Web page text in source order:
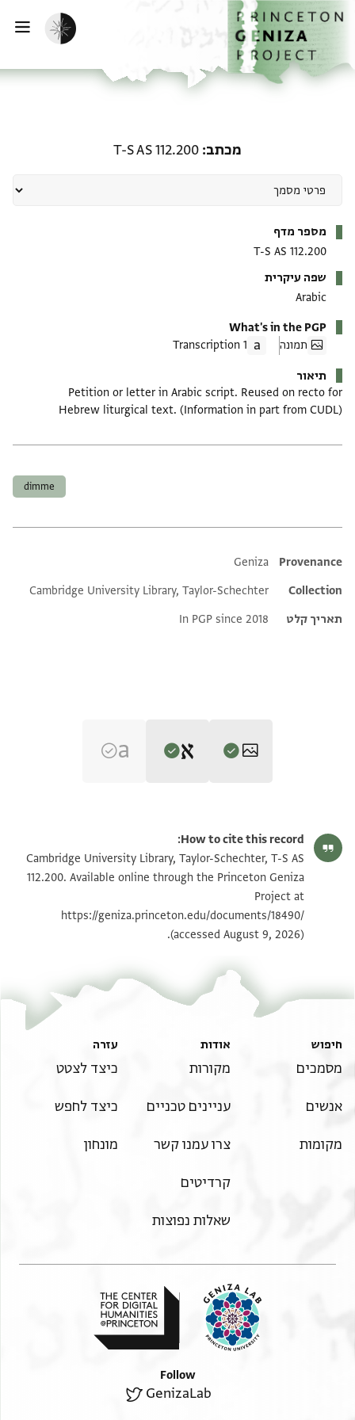
לתוכןהבית
הפעלת מצב כהה
מכתב T-S AS 112.200
מספר מדף
T-S AS 112.200
שפה עיקרית
Arabic
What's in the PGP
תמונה
1 Transcription
תיאור
Petition or letter in Arabic script. Reused on recto for
Hebrew liturgical text. (Information in part from CUDL)
dimme
Additional metadata
Provenance
Geniza
Collection
Cambridge University Library, Taylor-Schechter
תאריך קלט
In PGP since 2018
Yusuf Umrethwala's digital edition (2023).
[]
ا]لذي بيده منحـ[
الوكالة ليدل و[
ومملوكها [
يتصـ[
ولا يجدد[
T-S AS 112.200 1r
תנאי היתר שימוש בתצלום
How to cite this record:
Cambridge University Library, Taylor-Schechter, T-S AS
112.200. Available online through the Princeton Geniza
Project at
https://geniza.princeton.edu/documents/18490/
(accessed August 9, 2026).
חיפוש
מסמכים
אנשים
מקומות
אודות
מקורות
עניינים טכניים
צרו עמנו קשר
קרדיטים
שאלות נפוצות
עזרה
כיצד לצטט
כיצד לחפש
מונחון
Follow
GenizaLab